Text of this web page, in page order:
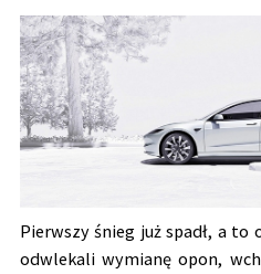
Pierwszy śnieg już spadł, a
odwlekali wymianę opon,